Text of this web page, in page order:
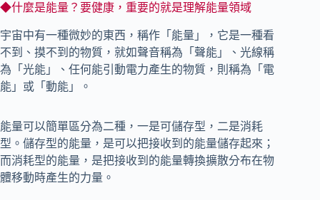
◆什麼是能量？要健康，重要的就是理解能量領域
宇宙中有一種微妙的東西，稱作「能量」，它是一種看
不到、摸不到的物質，就如聲音稱為「聲能」、光線稱
為「光能」、任何能引動電力產生的物質，則稱為「電
能」或「動能」。
能量可以簡單區分為二種，一是可儲存型，二是消耗
型。儲存型的能量，是可以把接收到的能量儲存起來；
而消耗型的能量，是把接收到的能量轉換擴散分布在物
體移動時產生的力量。